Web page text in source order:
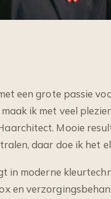
een grote passie
ik met veel
Mooie
daar doe ik het
in moderne
en